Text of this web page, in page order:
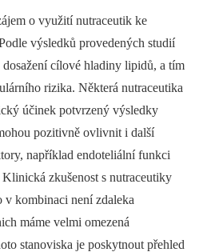
o využití nutraceutik ke
výsledků provedených studií
cílové hladiny lipidů, a tím
rizika. Některá nutraceutika
účinek potvrzený výsledky
pozitivně ovlivnit i další
například endoteliální funkci
zkušenost s nutraceutiky
v kombinaci není zdaleka
máme velmi omezená
stanoviska je poskytnout přehled